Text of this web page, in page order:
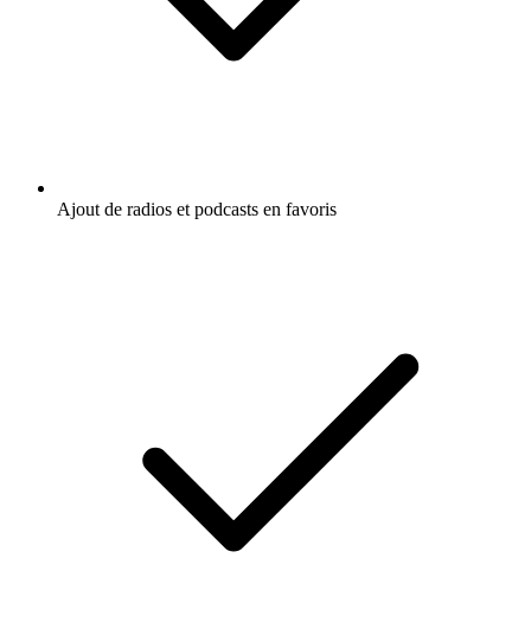
Ajout de radios et podcasts en favoris